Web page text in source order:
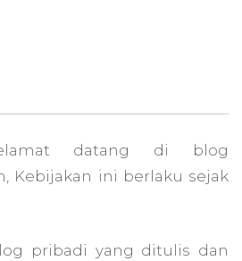
datang di blog
Kebijakan ini berlaku sejak
pribadi yang ditulis dan